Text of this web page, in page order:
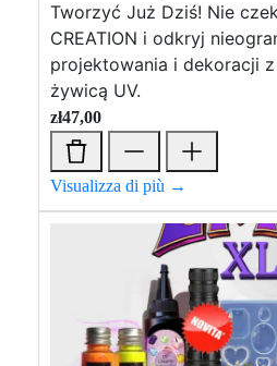
Tworzyć Już Dziś! Nie
CREATION i odkryj
projektowania i dekoracji
żywicą UV.
zł47,00
Visualizza di più →